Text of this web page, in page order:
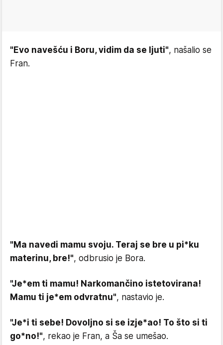
"Evo navešću i Boru, vidim da se ljuti", našalio se
Fran.
"Ma navedi mamu svoju. Teraj se bre u pi*ku
materinu, bre!", odbrusio je Bora.
"Je*em ti mamu! Narkomančino istetovirana!
Mamu ti je*em odvratnu", nastavio je.
"Je*i ti sebe! Dovoljno si se izje*ao! To što si ti
go*no!", rekao je Fran, a Ša se umešao.